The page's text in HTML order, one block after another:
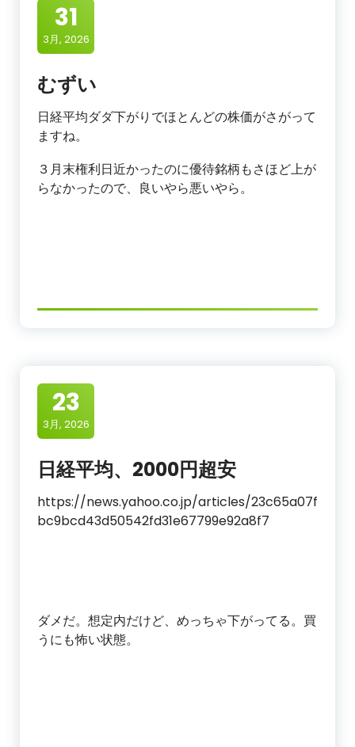
31
3月, 2026
むずい
日経平均ダダ下がりでほとんどの株価がさがって
ますね。
３月末権利日近かったのに優待銘柄もさほど上が
らなかったので、良いやら悪いやら。
23
3月, 2026
日経平均、2000円超安
https://news.yahoo.co.jp/articles/23c65a07f
bc9bcd43d50542fd31e67799e92a8f7
ダメだ。想定内だけど、めっちゃ下がってる。買
うにも怖い状態。